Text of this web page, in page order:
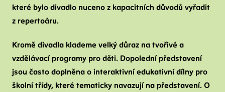
které bylo divadlo nuceno z kapacitních důvodů vyřadit
z repertoáru.
Kromě divadla klademe velký důraz na tvořivé a
vzdělávací programy pro děti. Dopolední představení
jsou často doplněna o interaktivní edukativní dílny pro
školní třídy, které tematicky navazují na představení. O